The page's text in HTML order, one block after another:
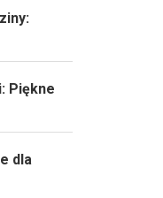
Piękne
dla